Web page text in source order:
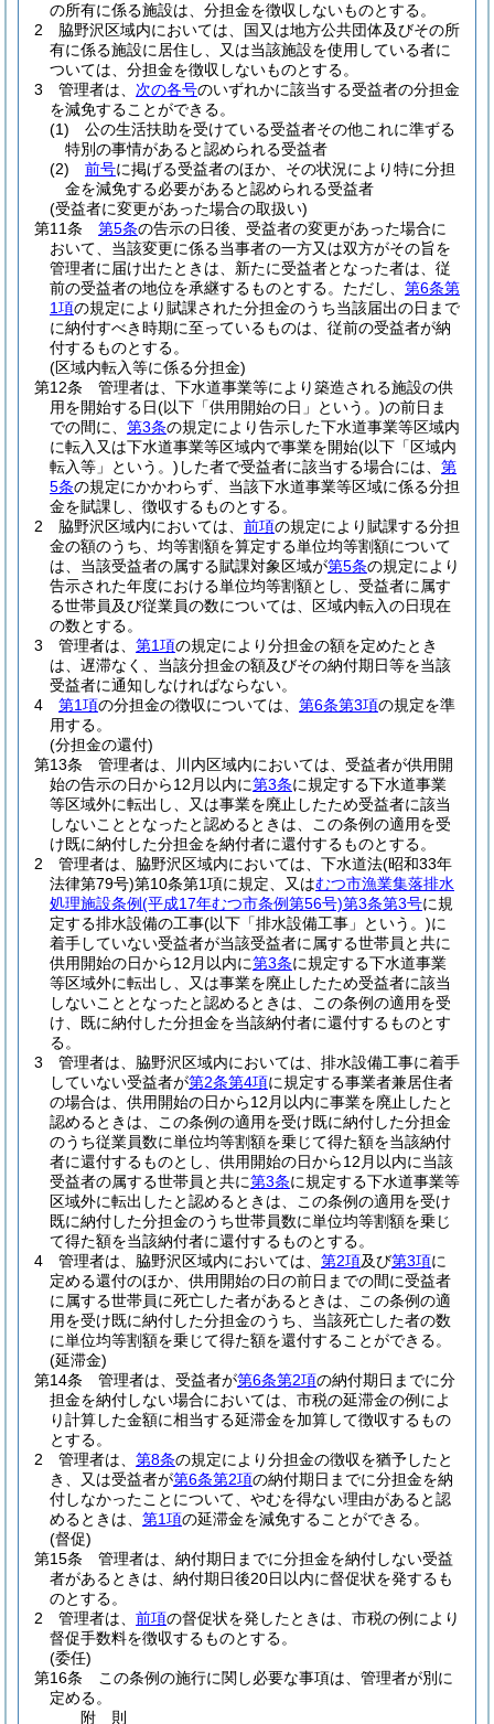
の所有に係る施設は、分担金を徴収しないものとする。
2
脇野沢区域内においては、国又は地方公共団体及びその所
有に係る施設に居住し、又は当該施設を使用している者に
ついては、分担金を徴収しないものとする。
3
管理者は、 次の各号のいずれかに該当する受益者の分担金
を減免することができる。
(1)
公の生活扶助を受けている受益者その他これに準ずる
特別の事情があると認められる受益者
(2)
前号に掲げる受益者のほか、その状況により特に分担
金を減免する必要があると認められる受益者
(受益者に変更があった場合の取扱い)
第11条
第5条の告示の日後、受益者の変更があった場合に
おいて、当該変更に係る当事者の一方又は双方がその旨を
管理者に届け出たときは、新たに受益者となった者は、従
前の受益者の地位を承継するものとする。 ただし、 第6条第
1項の規定により賦課された分担金のうち当該届出の日まで
に納付すべき時期に至っているものは、従前の受益者が納
付するものとする。
(区域内転入等に係る分担金)
第12条
管理者は、下水道事業等により築造される施設の供
用を開始する日(以下「供用開始の日」という。)の前日ま
での間に、 第3条の規定により告示した下水道事業等区域内
に転入又は下水道事業等区域内で事業を開始(以下「区域内
転入等」という。) した者で受益者に該当する場合には、 第
5条の規定にかかわらず、当該下水道事業等区域に係る分担
金を賦課し、徴収するものとする。
2
脇野沢区域内においては、 前項の規定により賦課する分担
金の額のうち、均等割額を算定する単位均等割額について
は、当該受益者の属する賦課対象区域が第5条の規定により
告示された年度における単位均等割額とし、受益者に属す
る世帯員及び従業員の数については、区域内転入の日現在
の数とする。
3
管理者は、 第1項の規定により分担金の額を定めたとき
は、遅滞なく、当該分担金の額及びその納付期日等を当該
受益者に通知しなければならない。
4
第1項の分担金の徴収については、 第6条第3項の規定を準
用する。
(分担金の還付)
第13条
管理者は、川内区域内においては、受益者が供用開
始の告示の日から12月以内に第3条に規定する下水道事業
等区域外に転出し、又は事業を廃止したため受益者に該当
しないこととなったと認めるときは、この条例の適用を受
け既に納付した分担金を納付者に還付するものとする。
2
管理者は、脇野沢区域内においては、下水道法(昭和33年
法律第79号)第10条第1項に規定、又はむつ市漁業集落排水
処理施設条例(平成17年むつ市条例第56号)第3条第3号に規
定する排水設備の工事(以下「排水設備工事」という。)に
着手していない受益者が当該受益者に属する世帯員と共に
供用開始の日から12月以内に第3条に規定する下水道事業
等区域外に転出し、又は事業を廃止したため受益者に該当
しないこととなったと認めるときは、この条例の適用を受
け、既に納付した分担金を当該納付者に還付するものとす
る。
3
管理者は、脇野沢区域内においては、排水設備工事に着手
していない受益者が第2条第4項に規定する事業者兼居住者
の場合は、供用開始の日から12月以内に事業を廃止したと
認めるときは、この条例の適用を受け既に納付した分担金
のうち従業員数に単位均等割額を乗じて得た額を当該納付
者に還付するものとし、供用開始の日から12月以内に当該
受益者の属する世帯員と共に第3条に規定する下水道事業等
区域外に転出したと認めるときは、この条例の適用を受け
既に納付した分担金のうち世帯員数に単位均等割額を乗じ
て得た額を当該納付者に還付するものとする。
4
管理者は、脇野沢区域内においては、 第2項及び第3項に
定める還付のほか、供用開始の日の前日までの間に受益者
に属する世帯員に死亡した者があるときは、この条例の適
用を受け既に納付した分担金のうち、当該死亡した者の数
に単位均等割額を乗じて得た額を還付することができる。
(延滞金)
第14条
管理者は、受益者が第6条第2項の納付期日までに分
担金を納付しない場合においては、市税の延滞金の例によ
り計算した金額に相当する延滞金を加算して徴収するもの
とする。
2
管理者は、 第8条の規定により分担金の徴収を猶予したと
き、又は受益者が第6条第2項の納付期日までに分担金を納
付しなかったことについて、やむを得ない理由があると認
めるときは、 第1項の延滞金を減免することができる。
(督促)
第15条
管理者は、納付期日までに分担金を納付しない受益
者があるときは、納付期日後20日以内に督促状を発するも
のとする。
2
管理者は、 前項の督促状を発したときは、市税の例により
督促手数料を徴収するものとする。
(委任)
第16条
この条例の施行に関し必要な事項は、管理者が別に
定める。
附 則